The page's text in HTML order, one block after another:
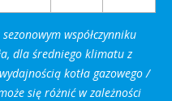
współczynniku
dla średniego klimatu z
kotła gazowego /
się różnić w zależności